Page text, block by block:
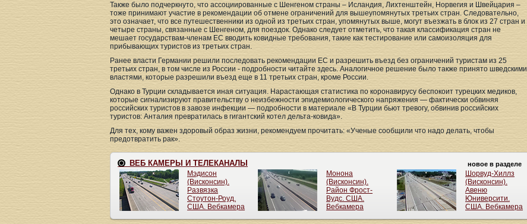
Также было подчеркнуто, что ассоциированные с Шенгеном страны – Исландия, Лихтенштейн, Норвегия и Швейцария –
тоже принимают участие в рекомендации об отмене ограничений для вышеупомянутых третьих стран. Следовательно,
это означает, что все путешественники из одной из третьих стран, упомянутых выше, могут въезжать в блок из 27 стран и
четыре страны, связанные с Шенгеном, для поездок. Однако следует отметить, что такая классификация стран не
мешает государствам-членам ЕС вводить ковидные требования, такие как тестирование или самоизоляция для
прибывающих туристов из третьих стран.
Ранее власти Германии решили последовать рекомендации ЕС и разрешить въезд без ограничений туристам из 25
третьих стран, в том числе из России - подробности читайте здесь. Аналогичное решение было также принято шведскими
властями, которые разрешили въезд еще в 11 третьих стран, кроме России.
Однако в Турции складывается иная ситуация. Нарастающая статистика по коронавирусу беспокоит турецких медиков,
которые сигнализируют правительству о неизбежности эпидемиологического напряжения — фактически обвиняя
российских туристов в завозе инфекции — подробности в материале «В Турции бьют тревогу, обвинив российских
туристов: Анталия превратилась в гигантский котел дельта-ковида».
Для тех, кому важен здоровый образ жизни, рекомендуем прочитать: «Ученые сообщили что надо делать, чтобы
предотвратить рак».